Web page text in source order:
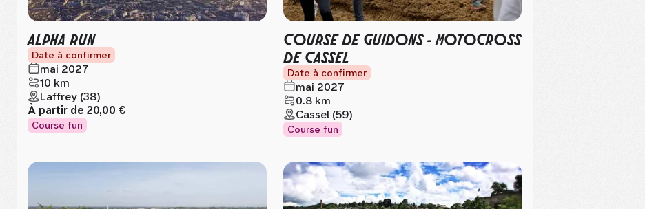
ALPHA RUN
Date à confirmer
mai 2027
10 km
Laffrey (38)
À partir de 20,00 €
Course fun
COURSE DE GUIDONS - MOTOCROSS
DE CASSEL
Date à confirmer
mai 2027
0.8 km
Cassel (59)
Course fun